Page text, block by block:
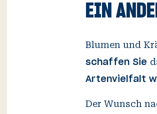
EIN
Blumen und
schaffen Sie
Artenvielfalt
Der Wunsch